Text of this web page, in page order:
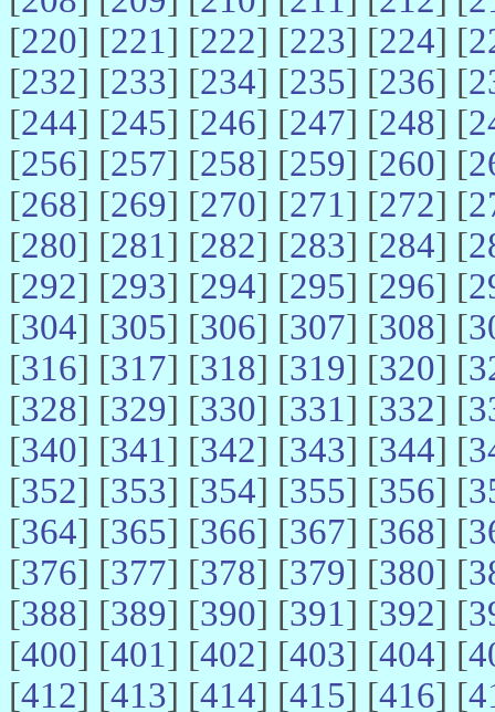
[220] [221] [222] [223] [224] [
[232] [233] [234] [235] [236] [
[244] [245] [246] [247] [248] [
[256] [257] [258] [259] [260] [
[268] [269] [270] [271] [272] [
[280] [281] [282] [283] [284] [
[292] [293] [294] [295] [296] [
[304] [305] [306] [307] [308] [
[316] [317] [318] [319] [320] [
[328] [329] [330] [331] [332] [
[340] [341] [342] [343] [344] [
[352] [353] [354] [355] [356] [
[364] [365] [366] [367] [368] [
[376] [377] [378] [379] [380] [
[388] [389] [390] [391] [392] [
[400] [401] [402] [403] [404] [
[412] [413] [414] [415] [416] [